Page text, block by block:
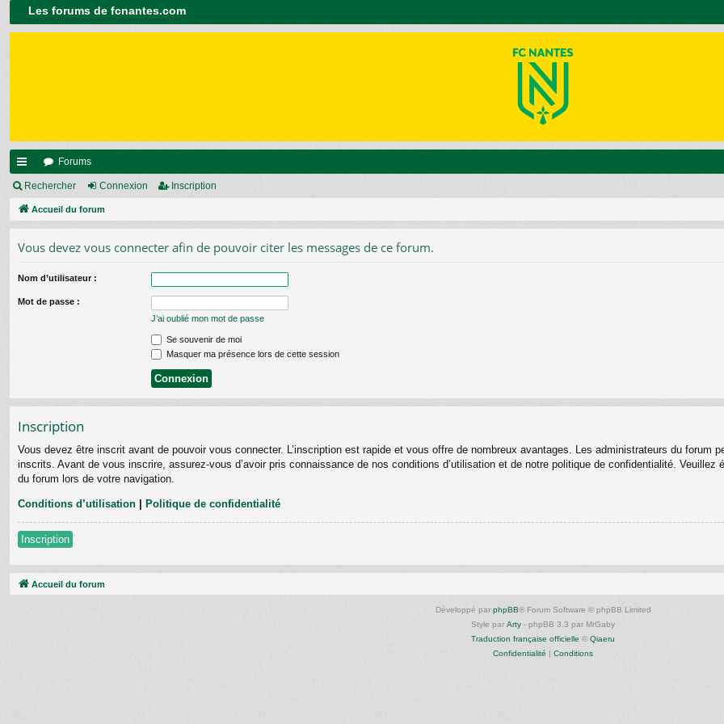
Les forums de fcnantes.com
ac
co
s
Forums
Rechercher Connexion Inscription
Accueil du forum
Vous devez vous connecter afin de pouvoir citer les messages de ce forum.
Nom d’utilisateur :
Mot de passe :
J’ai oublié mon mot de passe
Se souvenir de moi
Masquer ma présence lors de cette session
Inscription
Vous devez être inscrit avant de pouvoir vous connecter. L’inscription est rapide et vous offre de nombreux avantages. Les administrateurs du forum
inscrits. Avant de vous inscrire, assurez-vous d’avoir pris connaissance de nos conditions d’utilisation et de notre politique de confidentialité.
du forum lors de votre navigation.
Conditions d’utilisation | Politique de confidentialité
Inscription
Accueil du forum
Développé par phpBB® Forum Software © phpBB Limited
Style par Arty - phpBB 3.3 par MrGaby
Traduction française officielle © Qiaeru
Confidentialité | Conditions